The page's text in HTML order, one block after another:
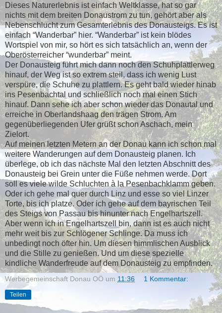
Dieses Naturerlebnis ist einfach Weltklasse, hat so gar
nichts mit dem breiten Donaustrom zu tun, gehört aber als
Nebenschlucht zum Gesamterlebnis des Donausteigs. Es ist
einfach “Wanderbar” hier. “Wanderbar” ist kein blödes
Wortspiel von mir, so hört es sich tatsächlich an, wenn der
Oberösterreicher “wunderbar” meint.
Der Donausteig führt mich dann noch den Schuhplattlerweg
hinauf, der Weg ist so extrem steil, dass ich wenig Lust
verspüre, die Schuhe zu plattlern. Es geht bald wieder hinab
ins Pesenbachtal und schließlich noch mal einen Stich
hinauf. Dann sehe ich aber schon wieder das Donautal und
erreiche in Oberlandshaag den trägen Strom. Am
gegenüberliegenden Ufer grüßt schon Aschach, mein
Zielort.
Auf meinen letzten Metern an der Donau kann ich schon mal
weitere Wanderungen auf dem Donausteig planen. Ich
überlege, ob ich das nächste Mal den letzten Abschnitt des
Donausteig bei Grein unter die Füße nehmen werde. Dort
soll es viele wilde Schluchten à la Pesenbachklamm geben.
Oder ich gehe mal quer durch Linz und esse so viel Linzer
Torte, bis ich platze. Oder ich gehe auf dem bayrischen Teil
des Steigs von Passau bis hinunter nach Engelhartszell.
Aber wenn ich in Engelhartszell bin, dann ist es auch nicht
mehr weit bis zur Schlögener Schlinge. Da muss ich
unbedingt noch öfter hin. Um diesen himmlischen Ausblick
und die Stille zu genießen. Und um diese spezielle
kindliche Wanderfreude auf dem Donausteig zu empfinden.
Werbegemeinschaft Donau OÖ um 11:36 1 Kommentar:
Teilen